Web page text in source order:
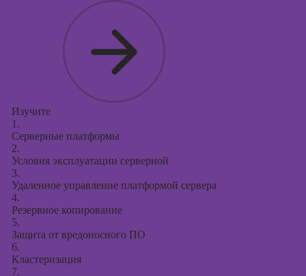
Изучите
1.
Серверные платформы
2.
Условия эксплуатации серверной
3.
Удаленное управление платформой сервера
4.
Резервное копирование
5.
Защита от вредоносного ПО
6.
Кластеризация
7.